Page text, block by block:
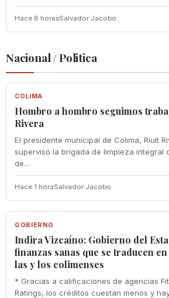
Hace 8 horasSalvador Jacobo
Nacional / Politica
COLIMA
COLIMA
Hombro a hombro seguimos
Rivera
El presidente municipal de Colima, Riult
supervisó la brigada de limpieza integral
de...
Hace 1 horaSalvador Jacobo
GOBIERNO
GOBIERNO
Indira Vizcaíno: Gobierno del
finanzas sanas que se traducen
las y los colimenses
* Gracias a calificaciones de agencias
Ratings, los créditos cuestan menos y